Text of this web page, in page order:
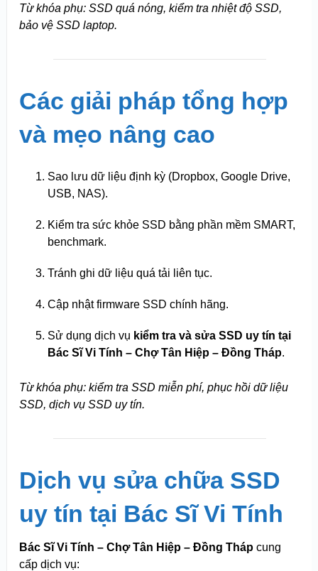
Từ khóa phụ: SSD quá nóng, kiểm tra nhiệt độ SSD,
bảo vệ SSD laptop.
Các giải pháp tổng hợp
và mẹo nâng cao
Sao lưu dữ liệu định kỳ (Dropbox, Google Drive,
USB, NAS).
Kiểm tra sức khỏe SSD bằng phần mềm SMART,
benchmark.
Tránh ghi dữ liệu quá tải liên tục.
Cập nhật firmware SSD chính hãng.
Sử dụng dịch vụ kiểm tra và sửa SSD uy tín tại
Bác Sĩ Vi Tính – Chợ Tân Hiệp – Đồng Tháp.
Từ khóa phụ: kiểm tra SSD miễn phí, phục hồi dữ liệu
SSD, dịch vụ SSD uy tín.
Dịch vụ sửa chữa SSD
uy tín tại Bác Sĩ Vi Tính
Bác Sĩ Vi Tính – Chợ Tân Hiệp – Đồng Thápcung
cấp dịch vụ: